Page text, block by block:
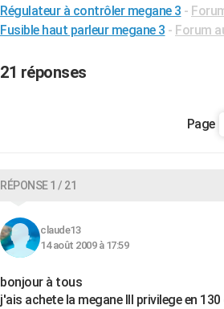
Régulateur à contrôler megane 3 -
Fusible haut parleur megane 3 - Forum
21 réponses
RÉPONSE 1 / 21
claude13
14 août 2009 à 17:59
bonjour à tous
j'ais achete la megane III privilege en 130